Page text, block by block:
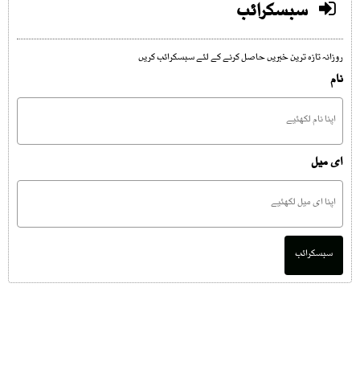
سبسکرائب
روزانہ تازہ ترین خبریں حاصل کرنے کے لئے سبسکرائب کریں
نام
ای میل
سبسکرائب